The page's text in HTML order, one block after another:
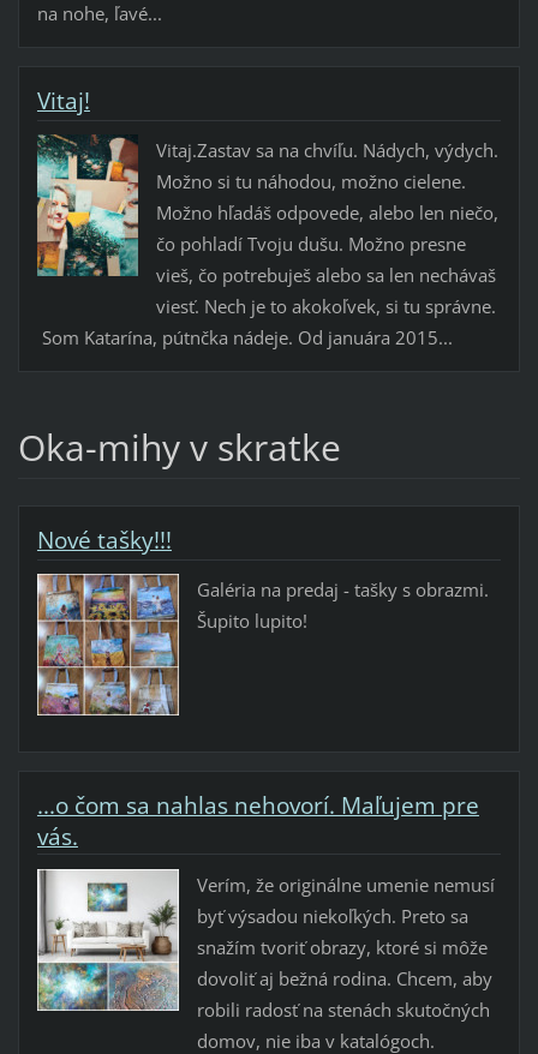
na nohe, ľavé...
Vitaj!
Vitaj.Zastav sa na chvíľu. Nádych, výdych.
Možno si tu náhodou, možno cielene.
Možno hľadáš odpovede, alebo len niečo,
čo pohladí Tvoju dušu. Možno presne
vieš, čo potrebuješ alebo sa len nechávaš
viesť. Nech je to akokoľvek, si tu správne.
Som Katarína, pútnčka nádeje. Od januára 2015...
Oka-mihy v skratke
Nové tašky!!!
Galéria na predaj - tašky s obrazmi.
Šupito lupito!
...o čom sa nahlas nehovorí. Maľujem pre
vás.
Verím, že originálne umenie nemusí
byť výsadou niekoľkých. Preto sa
snažím tvoriť obrazy, ktoré si môže
dovoliť aj bežná rodina. Chcem, aby
robili radosť na stenách skutočných
domov, nie iba v katalógoch.